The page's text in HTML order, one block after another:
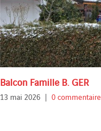
Balcon Famille B. GER
13 mai 2026 | 0 commentaire